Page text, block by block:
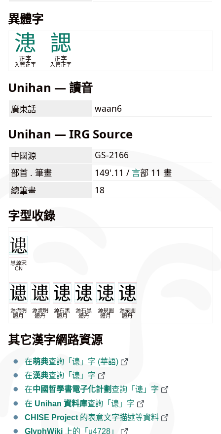
異體字
漶
正字
入管正字
諰
正字
入管正字
Unihan — 讀音
廣東話 waan6
Unihan — IRG Source
中國源
GS-2166
部首 . 筆畫
149'.11 / ⾔部 11 畫
總筆畫
18
字型收錄
思源宋
CN
源流明
體月
源流明
體丹
源石黑
體月
源石黑
體丹
源泉圓
體月
源泉圓
體丹
其它漢字網路資源
在萌典查詢「䜨」字 (華語)
在漢典查詢「䜨」字
在中國哲學書電子化計劃查詢「䜨」字
在 Unihan 資料庫查詢「䜨」字
CHISE Project 的表意文字描述等資料
GlyphWiki 上的「u4728」